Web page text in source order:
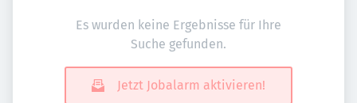
Es wurden keine Ergebnisse für Ihre
Suche gefunden.
Jetzt Jobalarm aktivieren!